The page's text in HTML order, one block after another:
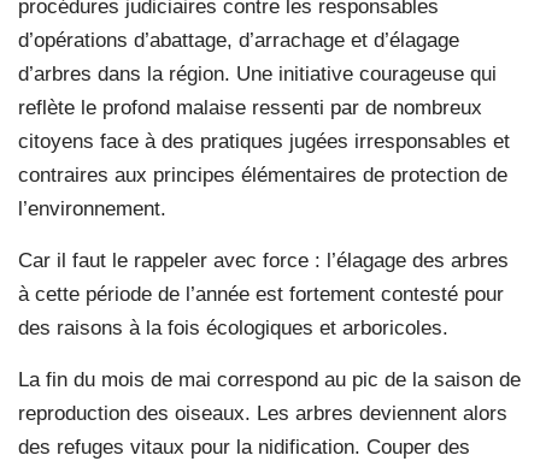
procédures judiciaires contre les responsables
d’opérations d’abattage, d’arrachage et d’élagage
d’arbres dans la région. Une initiative courageuse qui
reflète le profond malaise ressenti par de nombreux
citoyens face à des pratiques jugées irresponsables et
contraires aux principes élémentaires de protection de
l’environnement.
Car il faut le rappeler avec force : l’élagage des arbres
à cette période de l’année est fortement contesté pour
des raisons à la fois écologiques et arboricoles.
La fin du mois de mai correspond au pic de la saison de
reproduction des oiseaux. Les arbres deviennent alors
des refuges vitaux pour la nidification. Couper des